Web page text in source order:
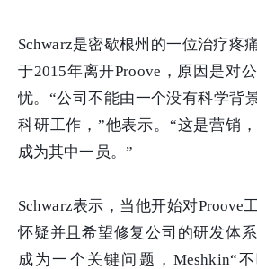
Schwarz是密歇根州的一位治疗疼
于2015年离开Proove，原因是对
忧。“公司不能由一个没有科学背
科研工作，”他表示。“这是营销
成为其中一员。”
Schwarz表示，当他开始对Proove
怀疑并且希望修复公司的研发体
成为一个关键问题，Meshkin“